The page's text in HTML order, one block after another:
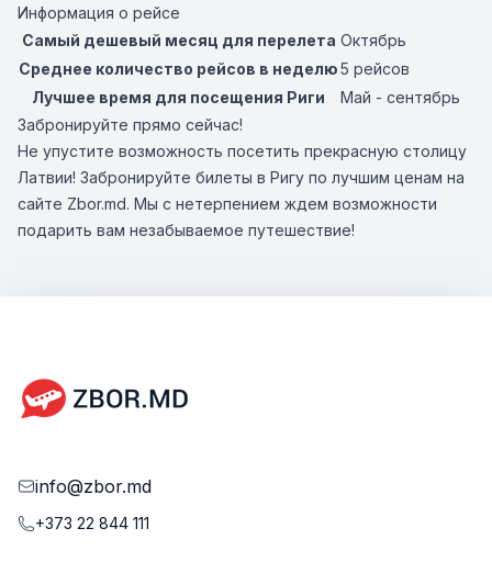
Информация о рейсе
Самый дешевый месяц для перелета Октябрь
Среднее количество рейсов в неделю5 рейсов
Лучшее время для посещения Риги
Май - сентябрь
Забронируйте прямо сейчас!
Не упустите возможность посетить прекрасную столицу
Латвии! Забронируйте билеты в Ригу по лучшим ценам на
сайте Zbor.md. Мы с нетерпением ждем возможности
подарить вам незабываемое путешествие!
info@zbor.md
+373 22 844 111